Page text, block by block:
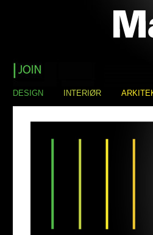
DESIGN INTERIØR